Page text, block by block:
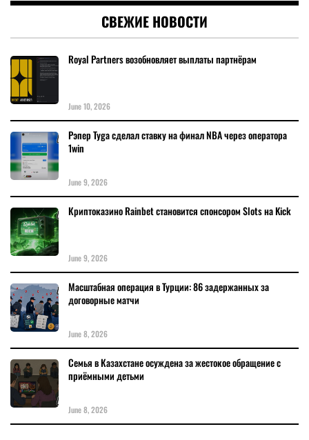
СВЕЖИЕ НОВОСТИ
Royal Partners возобновляет выплаты партнёрам
June 10, 2026
Рэпер Tyga сделал ставку на финал NBA через оператора
1win
June 9, 2026
Криптоказино Rainbet становится спонсором Slots на Kick
June 9, 2026
Масштабная операция в Турции: 86 задержанных за
договорные матчи
June 8, 2026
Семья в Казахстане осуждена за жестокое обращение с
приёмными детьми
June 8, 2026